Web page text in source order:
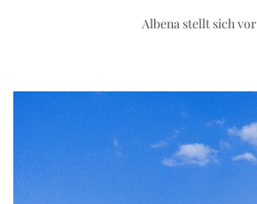
Albena stellt sich vor